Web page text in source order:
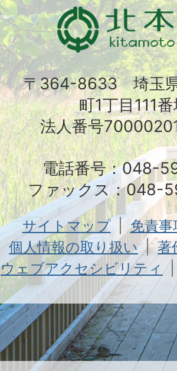
〒364-8633 埼玉
町1丁目111
法人番号
電話番号：048-
ファックス：048-
サイトマップ
免責
個人情報の取り扱い
著
ウェブアクセシビリティ